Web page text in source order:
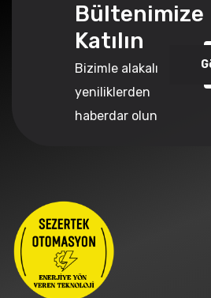
Bültenimize
Katılın
Bizimle alakalı
yeniliklerden
haberdar olun